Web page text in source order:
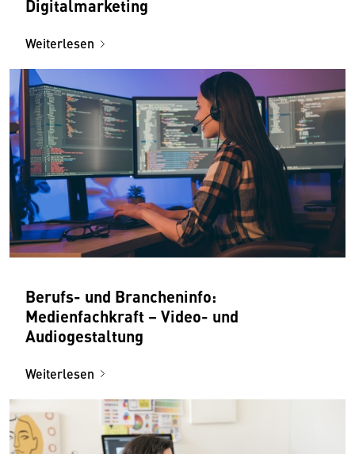
Digitalmarketing
Weiterlesen
Berufs- und Brancheninfo:
Medienfachkraft – Video- und
Audiogestaltung
Weiterlesen